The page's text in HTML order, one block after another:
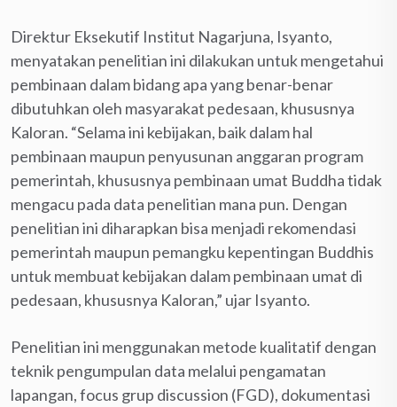
Direktur Eksekutif Institut Nagarjuna, Isyanto,
menyatakan penelitian ini dilakukan untuk mengetahui
pembinaan dalam bidang apa yang benar-benar
dibutuhkan oleh masyarakat pedesaan, khususnya
Kaloran. “Selama ini kebijakan, baik dalam hal
pembinaan maupun penyusunan anggaran program
pemerintah, khususnya pembinaan umat Buddha tidak
mengacu pada data penelitian mana pun. Dengan
penelitian ini diharapkan bisa menjadi rekomendasi
pemerintah maupun pemangku kepentingan Buddhis
untuk membuat kebijakan dalam pembinaan umat di
pedesaan, khususnya Kaloran,” ujar Isyanto.
Penelitian ini menggunakan metode kualitatif dengan
teknik pengumpulan data melalui pengamatan
lapangan, focus grup discussion (FGD), dokumentasi